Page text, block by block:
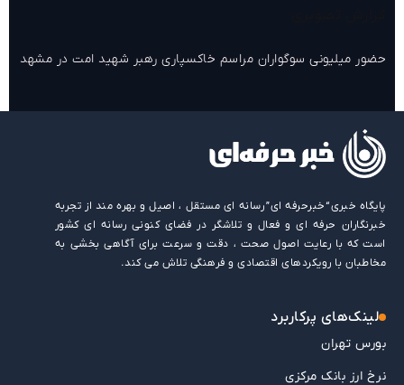
حضور میلیونی سوگواران مراسم خاکسپاری رهبر شهید امت در مشهد
پایگاه خبری “خبرحرفه ای” رسانه ای مستقل ، اصیل و بهره مند از تجربه
خبرنگاران حرفه ای و فعال و تلاشگر در فضای کنونی رسانه ای کشور
است که با رعایت اصول صحت ، دقت و سرعت برای آگاهی بخشی به
مخاطبان با رویکردهای اقتصادی و فرهنگی تلاش می کند.
لینک‌های پرکاربرد
بورس تهران
نرخ ارز بانک مرکزی